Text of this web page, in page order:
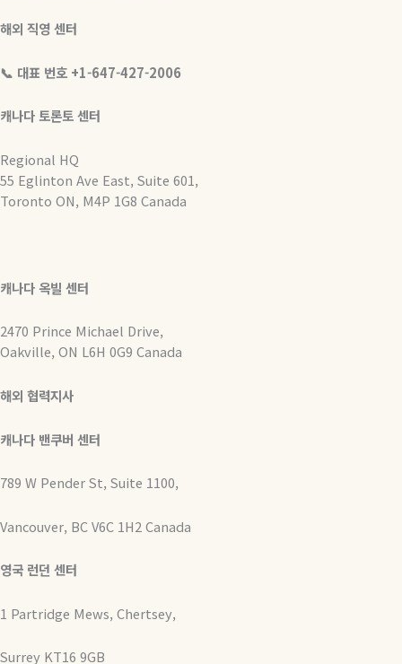
해외 직영 센터
📞 대표 번호 +1-647-427-2006
캐나다 토론토 센터
Regional HQ
55 Eglinton Ave East, Suite 601,
Toronto ON, M4P 1G8 Canada
캐나다 옥빌 센터
2470 Prince Michael Drive,
Oakville, ON L6H 0G9 Canada
해외 협력지사
캐나다 밴쿠버 센터
789 W Pender St, Suite 1100,
Vancouver, BC V6C 1H2 Canada
영국 런던 센터
1 Partridge Mews, Chertsey,
Surrey KT16 9GB